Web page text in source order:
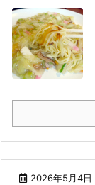
2026年5月4日